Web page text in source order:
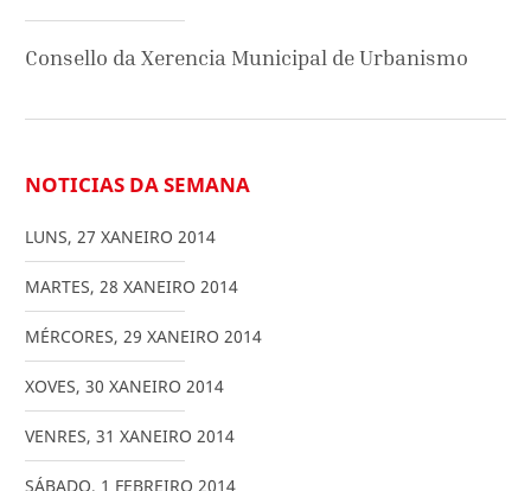
Consello da Xerencia Municipal de Urbanismo
NOTICIAS DA SEMANA
LUNS, 27 XANEIRO 2014
MARTES, 28 XANEIRO 2014
MÉRCORES, 29 XANEIRO 2014
XOVES, 30 XANEIRO 2014
VENRES, 31 XANEIRO 2014
SÁBADO, 1 FEBREIRO 2014